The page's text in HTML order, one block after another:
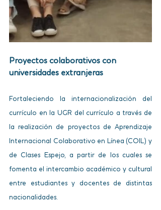
Proyectos colaborativos con
universidades extranjeras
Fortaleciendo la internacionalización del
currículo en la UGR del currículo a través de
la realización de proyectos de Aprendizaje
Internacional Colaborativo en Línea (COIL) y
de Clases Espejo, a partir de los cuales se
fomenta el intercambio académico y cultural
entre estudiantes y docentes de distintas
nacionalidades.